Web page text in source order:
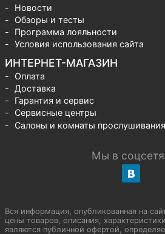
Новости
Обзоры и тесты
Программа лояльности
Условия использования сайта
ИНТЕРНЕТ-МАГАЗИН
Оплата
Доставка
Гарантия и сервис
Сервисные центры
Салоны и комнаты прослушивания
Мы в
Вся информация, опубликованная на
цены товаров, описания,
являются публичной офертой,